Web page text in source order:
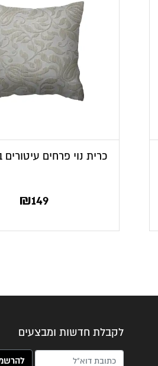
כרית נוי פרחים עיטורים
₪149
לקבלת חדשות ומבצעים
האימייל שלך (חובה)